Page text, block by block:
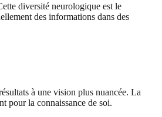
diversité neurologique est le
des informations dans des
à une vision plus nuancée. La
pour la connaissance de soi.